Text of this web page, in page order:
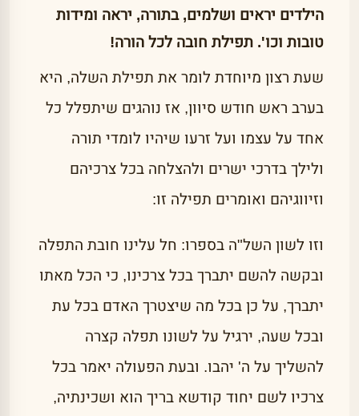
הילדים יראים ושלמים, בתורה, יראה ומידות
טובות וכו'. תפילת חובה לכל הורה!
שעת רצון מיוחדת לומר את תפילת השלה, היא
בערב ראש חודש סיוון, אז נוהגים שיתפלל כל
אחד על עצמו ועל זרעו שיהיו לומדי תורה
ולילך בדרכי ישרים ולהצלחה בכל צרכיהם
וזיווגיהם ואומרים תפילה זו:
וזו לשון השל"ה בספרו: חל עלינו חובת התפלה
ובקשה להשם יתברך בכל צרכינו, כי הכל מאתו
יתברך, על כן בכל מה שיצטרך האדם בכל עת
ובכל שעה, ירגיל על לשונו תפלה קצרה
להשליך על ה' יהבו. ובעת הפעולה יאמר בכל
צרכיו לשם יחוד קודשא בריך הוא ושכינתיה,